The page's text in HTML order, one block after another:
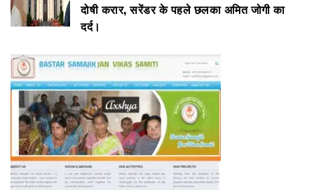
दोषी करार, सरेंडर के पहले छलका अमित जोगी का
दर्द।